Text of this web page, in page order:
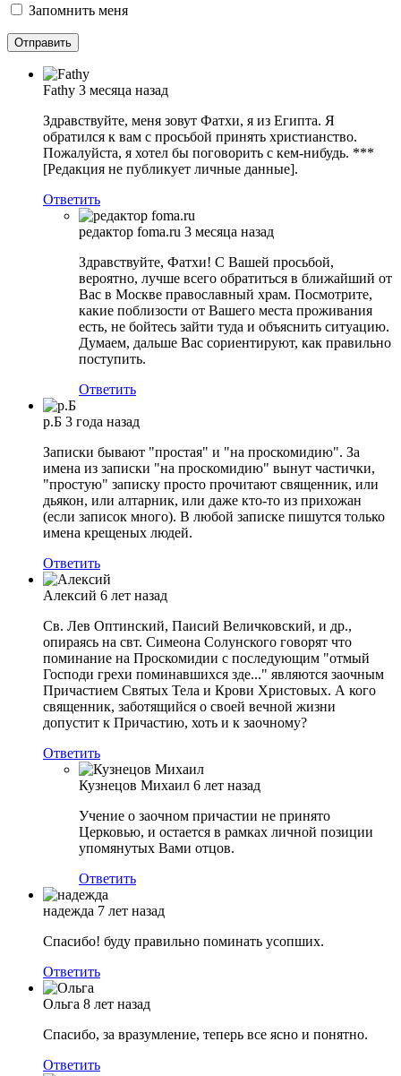
Запомнить меня
Fathy 3 месяца назад
Здравствуйте, меня зовут Фатхи, я из Египта. Я
обратился к вам с просьбой принять христианство.
Пожалуйста, я хотел бы поговорить с кем-нибудь. ***
[Редакция не публикует личные данные].
Ответить
редактор foma.ru 3 месяца назад
Здравствуйте, Фатхи! С Вашей просьбой,
вероятно, лучше всего обратиться в ближайший от
Вас в Москве православный храм. Посмотрите,
какие поблизости от Вашего места проживания
есть, не бойтесь зайти туда и объяснить ситуацию.
Думаем, дальше Вас сориентируют, как правильно
поступить.
Ответить
р.Б 3 года назад
Записки бывают "простая" и "на проскомидию". За
имена из записки "на проскомидию" вынут частички,
"простую" записку просто прочитают священник, или
дьякон, или алтарник, или даже кто-то из прихожан
(если записок много). В любой записке пишутся только
имена крещеных людей.
Ответить
Алексий 6 лет назад
Св. Лев Оптинский, Паисий Величковский, и др.,
опираясь на свт. Симеона Солунского говорят что
поминание на Проскомидии с последующим "отмый
Господи грехи поминавшихся зде..." являются заочным
Причастием Святых Тела и Крови Христовых. А кого
священник, заботящийся о своей вечной жизни
допустит к Причастию, хоть и к заочному?
Ответить
Кузнецов Михаил 6 лет назад
Учение о заочном причастии не принято
Церковью, и остается в рамках личной позиции
упомянутых Вами отцов.
Ответить
надежда 7 лет назад
Спасибо! буду правильно поминать усопших.
Ответить
Ольга 8 лет назад
Спасибо, за вразумление, теперь все ясно и понятно.
Ответить